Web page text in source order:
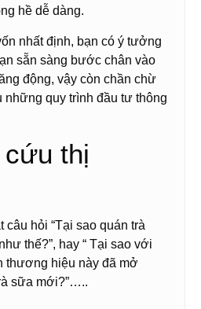
hề dễ dàng.
nhất định, bạn có ý tưởng
sẵn sàng bước chân vào
động, vậy còn chần chừ
những quy trình đầu tư thông
cứu thị
hỏi “Tại sao quán trà
thế?”, hay “ Tại sao với
thương hiệu này đã mở
sữa mới?”…..